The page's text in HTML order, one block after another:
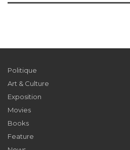
Politique
Art & Culture
Exposition
Movies
Books
Feature